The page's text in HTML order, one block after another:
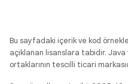
Bu sayfadaki içerik ve kod
açıklanan lisanslara tabidir.
ortaklarının tescilli ticari